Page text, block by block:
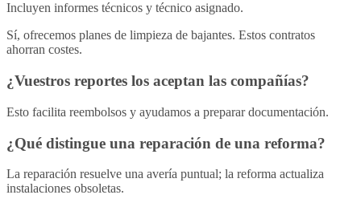
Incluyen informes técnicos y técnico asignado.
Sí, ofrecemos planes de limpieza de bajantes. Estos contratos
ahorran costes.
¿Vuestros reportes los aceptan las compañías?
Esto facilita reembolsos y ayudamos a preparar documentación.
¿Qué distingue una reparación de una reforma?
La reparación resuelve una avería puntual; la reforma actualiza
instalaciones obsoletas.